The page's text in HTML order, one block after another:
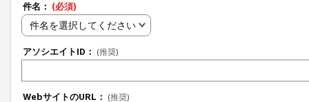
件名： (必須)
件名を選択してください
アソシエイトID： (推奨)
WebサイトのURL： (推奨)